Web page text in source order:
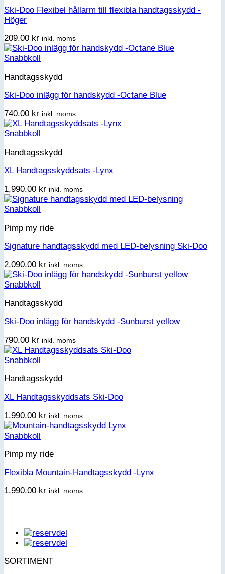
Ski-Doo Flexibel hållarm till flexibla handtagsskydd -
Höger
209.00 kr inkl. moms
Snabbkoll
Handtagsskydd
Ski-Doo inlägg för handskydd -Octane Blue
740.00 kr inkl. moms
Snabbkoll
Handtagsskydd
XL Handtagsskyddsats -Lynx
1,990.00 kr inkl. moms
Snabbkoll
Pimp my ride
Signature handtagsskydd med LED-belysning Ski-Doo
2,090.00 kr inkl. moms
Snabbkoll
Handtagsskydd
Ski-Doo inlägg för handskydd -Sunburst yellow
790.00 kr inkl. moms
Snabbkoll
Handtagsskydd
XL Handtagsskyddsats Ski-Doo
1,990.00 kr inkl. moms
Snabbkoll
Pimp my ride
Flexibla Mountain-Handtagsskydd -Lynx
1,990.00 kr inkl. moms
SORTIMENT